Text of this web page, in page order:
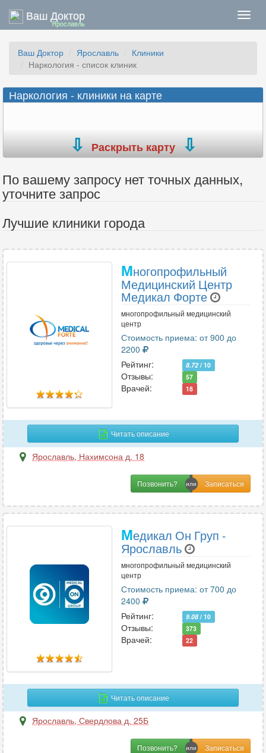
Ваш Доктор
Ярославль
Ваш Доктор Ярославль
Клиники
Наркология - список клиник
Наркология - клиники на карте
Раскрыть карту
По вашему запросу нет точных данных,
уточните запрос
Лучшие клиники города
Многопрофильный
Медицинский Центр
Медикал Форте
многопрофильный медицинский
центр
Стоимость приема: от 900 до
2200
Рейтинг:
8.72 / 10
Отзывы: 57
Врачей: 18
Читать описание
Ярославль, Нахимсона д. 18
Позвонить?
Медикал Он Груп -
Ярославль
многопрофильный медицинский
центр
Стоимость приема: от 700 до
2400
Рейтинг:
9.08 / 10
Отзывы: 373
Врачей: 22
Читать описание
Ярославль, Свердлова д. 25Б
Позвонить?